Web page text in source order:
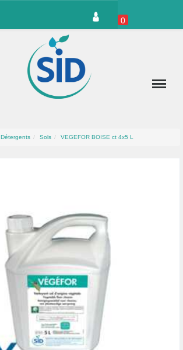
0
Détergents Sols VEGEFOR BOISE ct 4x5 L